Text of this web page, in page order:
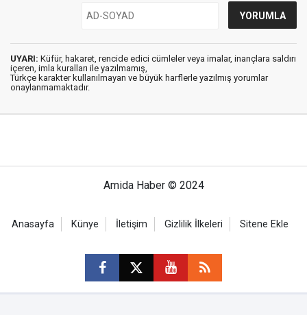
UYARI: Küfür, hakaret, rencide edici cümleler veya imalar, inançlara saldırı
içeren, imla kuralları ile yazılmamış,
Türkçe karakter kullanılmayan ve büyük harflerle yazılmış yorumlar
onaylanmamaktadır.
Amida Haber © 2024
Anasayfa Künye İletişim Gizlilik İlkeleri Sitene Ekle